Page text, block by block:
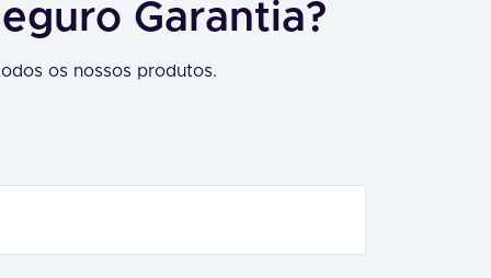
Garantia?
os nossos produtos.